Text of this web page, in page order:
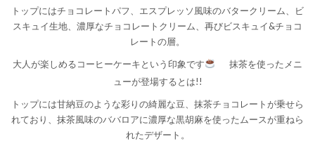
トップにはチョコレートパフ、エスプレッソ風味のバタークリーム、ビ
スキュイ生地、濃厚なチョコレートクリーム、再びビスキュイ&チョコ
レートの層。
大人が楽しめるコーヒーケーキという印象です
抹茶を使ったメニ
ューが登場するとは!!
トップには甘納豆のような彩りの綺麗な豆、抹茶チョコレートが乗せら
れており、抹茶風味のババロアに濃厚な黒胡麻を使ったムースが重ねら
れたデザート。